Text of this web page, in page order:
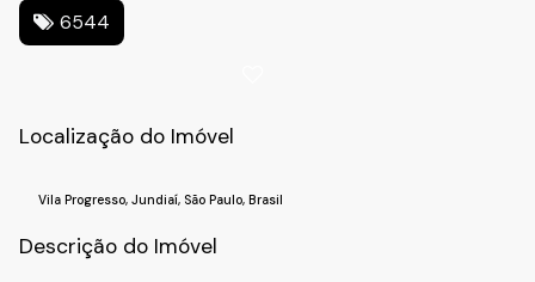
6544
Localização do Imóvel
Vila Progresso,Jundiaí, São Paulo,Brasil
Descrição do Imóvel